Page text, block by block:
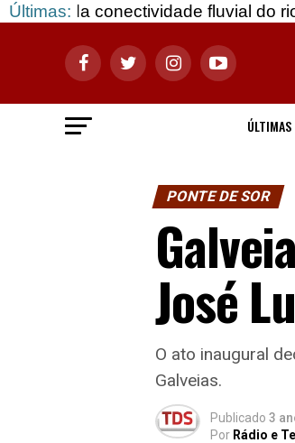
Últimas: fluvial do rio Erges
ÚLTIMAS
PONTE DE SOR
José
O ato inaugural
Galveias.
Publicado 3
Por Rádio e